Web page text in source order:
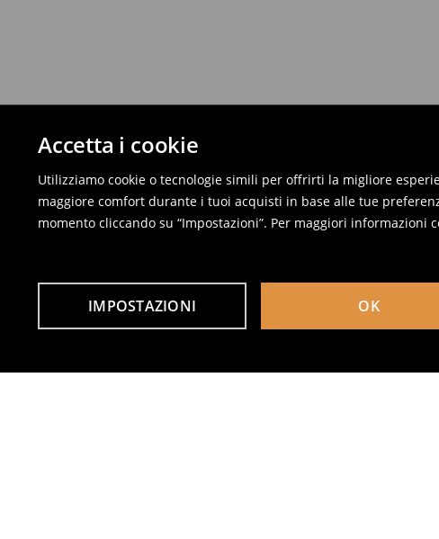
Accetta i cookie
Utilizziamo cookie o tecnologie simili per offrirti la migliore
maggiore comfort durante i tuoi acquisti in base alle tue
momento cliccando su “Impostazioni”. Per maggiori informazioni
IMPOSTAZIONI OK